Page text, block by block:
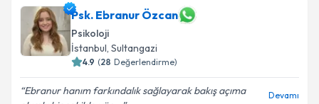
Psk. Ebranur Özcan
Psikoloji
İstanbul, Sultangazi
4.9 (28 Değerlendirme)
Ebranur hanım farkındalık sağlayarak bakış açıma
Devamı